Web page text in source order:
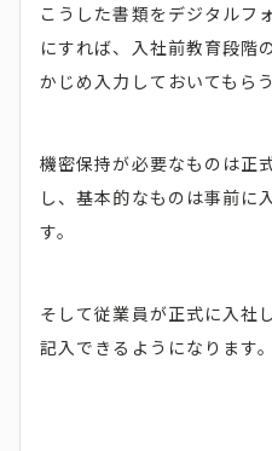
こうした書類をデジタルフ
にすれば、入社前教育段階
かじめ入力しておいてもら
機密保持が必要なものは正
し、基本的なものは事前に
す。
そして従業員が正式に入社
記入できるようになります。